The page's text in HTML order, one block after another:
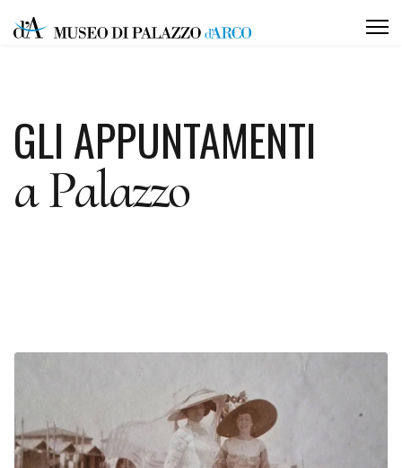
GLI APPUNTAMENTI
a Palazzo